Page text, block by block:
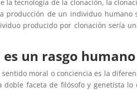
la tecnología de la clonación, la
producción de un individuo humano
producido por clonación sería
un rasgo
moral o conciencia es la
doble faceta de filósofo y genetista